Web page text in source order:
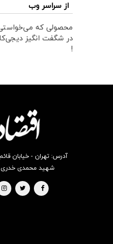
از سراسر وب
محصولی که
در شگفت انگیز
!
آدرس: تهران - خیابان
شهید محمدی خدری